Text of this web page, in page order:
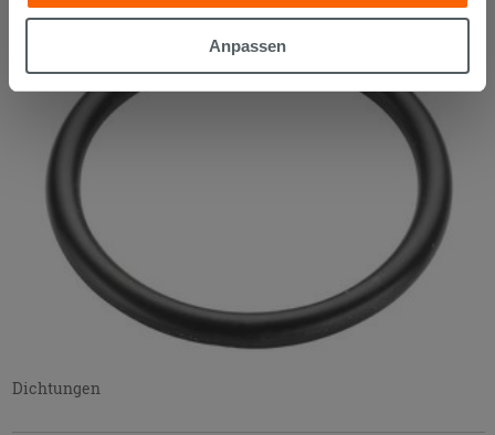
gesammelt haben, kombinieren. Falls Sie mehr wissen
möchten oder Ihre Zustimmung zu allen oder einigen
Zustimmung kann durch Klicken auf die Schaltfläche
„Cookies akzeptieren“ gegeben werden. Wenn Sie auf
die Schaltfläche "X" klicken, können Sie das Surfen erst
nach der Installation der technischen Cookies fortsetzen.
Anpassen
Dichtungen